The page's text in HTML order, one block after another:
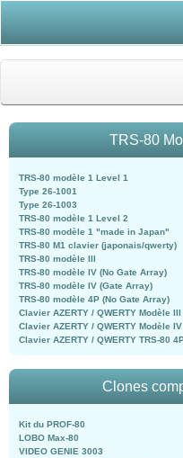
TRS-80
TRS-80 modèle 1 Level 1
Type 26-1001
Type 26-1003
TRS-80 modèle 1 Level 2
TRS-80 modèle 1 "made in Japan"
TRS-80 M1 clavier (japonais/qwerty)
TRS-80 modèle III
TRS-80 modèle IV (No Gate Array)
TRS-80 modèle IV (Gate Array)
TRS-80 modèle 4P (No Gate Array)
Clavier AZERTY / QWERTY Modèle III
Clavier AZERTY / QWERTY Modèle IV
Clavier AZERTY / QWERTY TRS-80
Clones
Kit du PROF-80
LOBO Max-80
VIDEO GENIE 3003